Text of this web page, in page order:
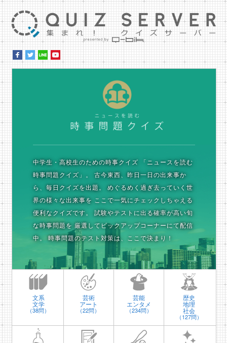
中学生・高校生のための時事クイズ 「ニュースを読む
時事問題クイズ」。
古今東西、昨日一日の出来事か
ら、毎日クイズを出題。
めぐるめく過ぎ去っていく世
界の様々な出来事を ここで一気にチェックしちゃえる
便利なクイズです。
試験やテストに出る確率が高い旬
な時事問題を 厳選してピックアップコーナーにて配信
中。
時事問題のテスト対策は、ここで決まり！
文系
文学
（38問）
芸術
アート
（22問）
芸能
エンタメ
（234問）
歴史
地理
社会
（127問）